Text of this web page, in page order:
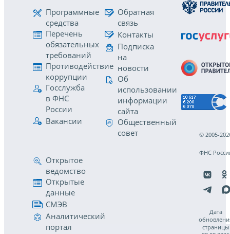
Программные
средства
Перечень
обязательных
требований
Противодействие
коррупции
Госслужба
в ФНС
России
Вакансии
Обратная
связь
Контакты
Подписка
на
новости
Об
использовании
информации
сайта
Общественный
совет
Открытое
ведомство
Открытые
данные
СМЭВ
Аналитический
портал
© 2005-
ФНС
Дата
страницы